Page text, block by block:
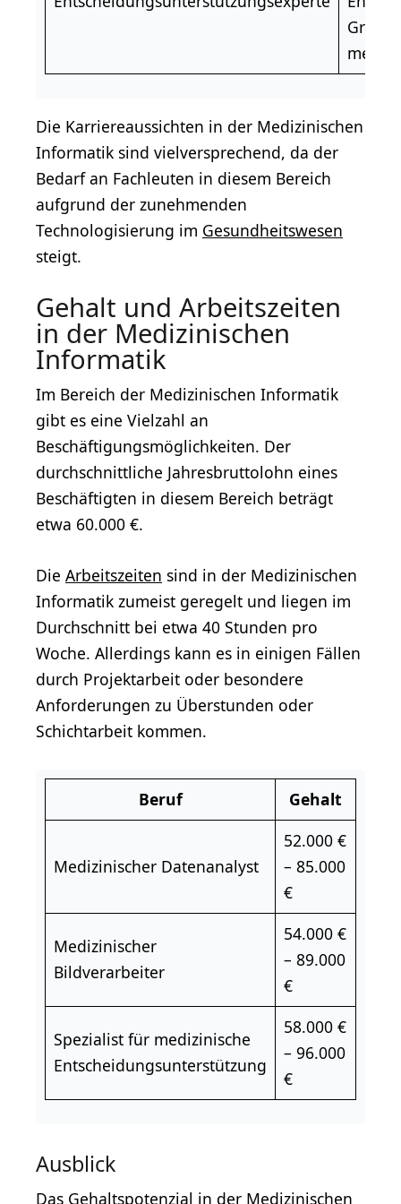
Die Karriereaussichten in der Medizinischen
Informatik sind vielversprechend, da der
Bedarf an Fachleuten in diesem Bereich
aufgrund der zunehmenden
Technologisierung im Gesundheitswesen
steigt.
Gehalt und Arbeitszeiten
in der Medizinischen
Informatik
Im Bereich der Medizinischen Informatik
gibt es eine Vielzahl an
Beschäftigungsmöglichkeiten. Der
durchschnittliche Jahresbruttolohn eines
Beschäftigten in diesem Bereich beträgt
etwa 60.000 €.
Die Arbeitszeiten sind in der Medizinischen
Informatik zumeist geregelt und liegen im
Durchschnitt bei etwa 40 Stunden pro
Woche. Allerdings kann es in einigen Fällen
durch Projektarbeit oder besondere
Anforderungen zu Überstunden oder
Schichtarbeit kommen.
Beruf Gehalt
Medizinischer Datenanalyst
52.000 €
– 85.000
€
Medizinischer
Bildverarbeiter
54.000 €
– 89.000
€
Spezialist für medizinische
Entscheidungsunterstützung
58.000 €
– 96.000
€
Ausblick
Das Gehaltspotenzial in der Medizinischen